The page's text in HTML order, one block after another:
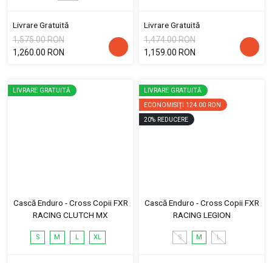
Livrare Gratuită
1,575.00 RON
1,260.00 RON
Livrare Gratuită
1,474.00 RON
1,159.00 RON
LIVRARE GRATUITĂ
Cască Enduro - Cross Copii FXR
RACING CLUTCH MX
S M L XL
LIVRARE GRATUITĂ
ECONOMISIȚI 124.00 RON
20% REDUCERE
Cască Enduro - Cross Copii FXR
RACING LEGION
S M L